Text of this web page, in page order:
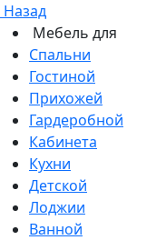
Назад
Мебель для
Спальни
Гостиной
Прихожей
Гардеробной
Кабинета
Кухни
Детской
Лоджии
Ванной